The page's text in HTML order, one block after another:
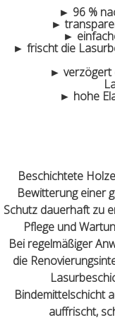
► 96 %
►
►
► frischt die
► verzögert
► hohe
Beschichtete
Bewitterung einer
Schutz dauerhaft zu
Pflege und
Bei regelmäßiger
die
Bindemittelschicht
auffrischt,